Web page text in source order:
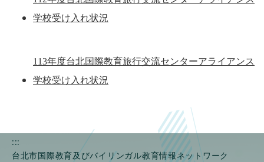
学校受け入れ状況
113年度台北国際教育旅行交流センターアライアンス
学校受け入れ状況
:::
台北市国際教育及びバイリンガル教育情報ネットワーク